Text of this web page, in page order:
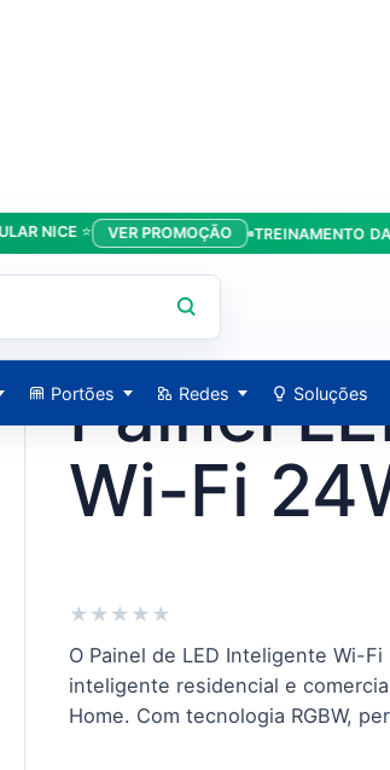
⭐ VER PROMOÇÃO TREINAMENTO DA
Portões Redes Soluções
Painel
Wi-Fi
★ ★ ★ ★ ★
O Painel de LED Inteligente Wi-
inteligente residencial e
Home. Com tecnologia RGBW,